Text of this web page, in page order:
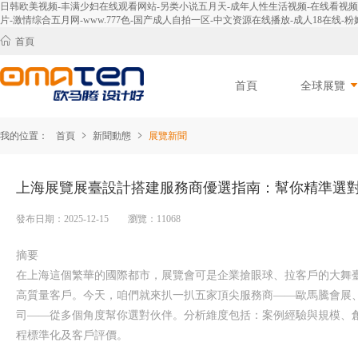
日韩欧美视频-丰满少妇在线观看网站-另类小说五月天-成年人性生活视频-在线看视
片-激情综合五月网-www.777色-国产成人自拍一区-中文资源在线播放-成人18在线-粉
首頁
首頁 全球展覽
我的位置： 首頁 新聞動態 展覽新聞
上海展覽展臺設計搭建服務商優選指南：幫你精準選
發布日期：2025-12-15 瀏覽：11068
摘要
在上海這個繁華的國際都市，展覽會可是企業搶眼球、拉客戶的大
高質量客戶。今天，咱們就來扒一扒五家頂尖服務商——歐馬騰會展
司——從多個角度幫你選對伙伴。分析維度包括：案例經驗與規模、
程標準化及客戶評價。